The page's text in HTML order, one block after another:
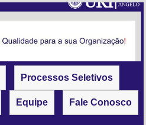
Processos Seletivos
Equipe Fale Conosco